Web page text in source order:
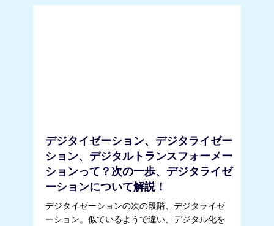
デジタイゼーション、デジタライゼー
ション、デジタルトランスフォーメー
ションって？次の一歩、デジタライゼ
ーションについて解説！
デジタイゼーションの次の段階、デジタライゼ
ーション。似ているようで違い、デジタル化を